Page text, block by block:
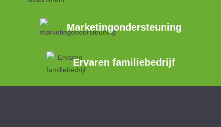
Marketingondersteuning
Ervaren familiebedrijf